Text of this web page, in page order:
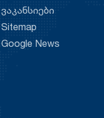
ვაკანსიები
Sitemap
Google News